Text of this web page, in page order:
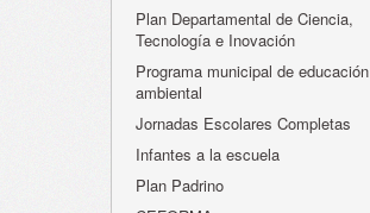
Plan Departamental de Ciencia,
Tecnología e Inovación
Programa municipal de educación
ambiental
Jornadas Escolares Completas
Infantes a la escuela
Plan Padrino